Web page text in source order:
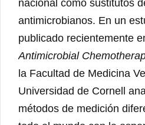
nacional como sustitutos
antimicrobianos. En un
publicado recientemente
Antimicrobial
la Facultad de Medicina
Universidad de Cornell
métodos de medición